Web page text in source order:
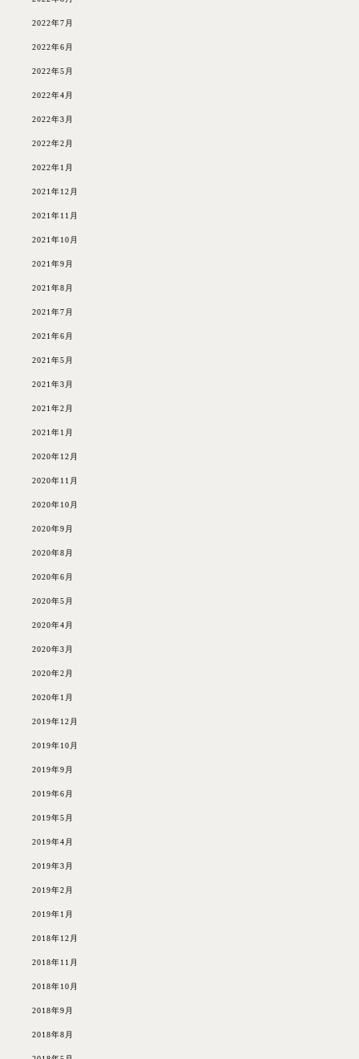
2022年7月
2022年6月
2022年5月
2022年4月
2022年3月
2022年2月
2022年1月
2021年12月
2021年11月
2021年10月
2021年9月
2021年8月
2021年7月
2021年6月
2021年5月
2021年3月
2021年2月
2021年1月
2020年12月
2020年11月
2020年10月
2020年9月
2020年8月
2020年6月
2020年5月
2020年4月
2020年3月
2020年2月
2020年1月
2019年12月
2019年10月
2019年9月
2019年6月
2019年5月
2019年4月
2019年3月
2019年2月
2019年1月
2018年12月
2018年11月
2018年10月
2018年9月
2018年8月